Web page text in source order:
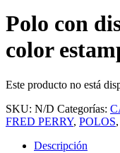
Polo con
color
Este producto no está
SKU: N/D Categorías:
FRED PERRY, POLOS,
Descripción